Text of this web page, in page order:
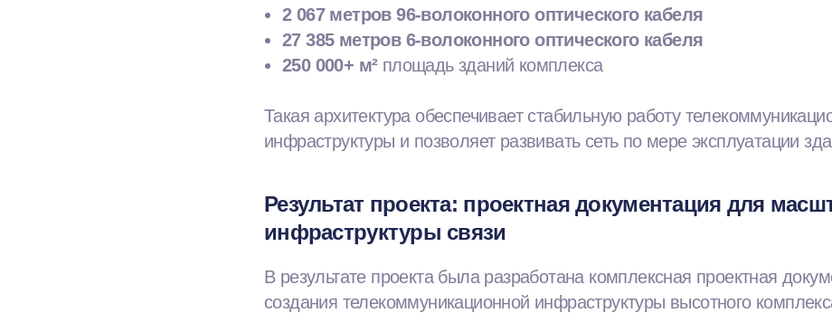
2 067 метров 96-волоконного оптического кабеля
27 385 метров 6-волоконного оптического кабеля
250 000+ м²площадь зданий комплекса
Такая архитектура обеспечивает стабильную работу
инфраструктуры и позволяет развивать сеть по мере эксплуатации
Результат проекта: проектная документация для
инфраструктуры связи
В результате проекта была разработана комплексная проектная
создания телекоммуникационной инфраструктуры высотного